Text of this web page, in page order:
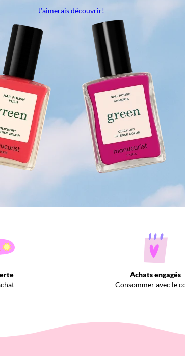
J’aimerais découvrir!
Achats engagés
Consommer avec le